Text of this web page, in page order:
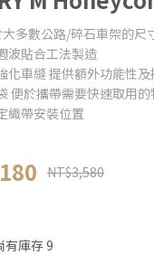
多數公路/碎石車架的尺
波貼合工法製造
化車縫 提供額外功能性
便於攜帶需要快速取用的
織帶安裝位置
NT$3,580
有庫存 9